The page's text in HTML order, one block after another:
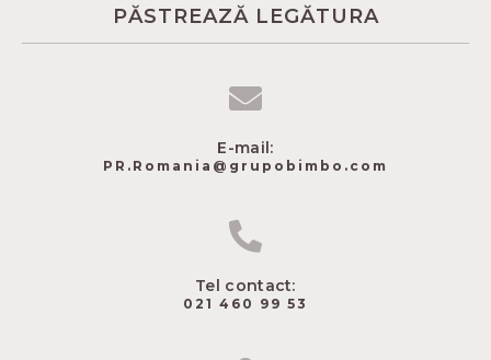
PĂSTREAZĂ LEGĂTURA
E-mail:
PR.Romania@grupobimbo.com
Tel contact:
021 460 99 53